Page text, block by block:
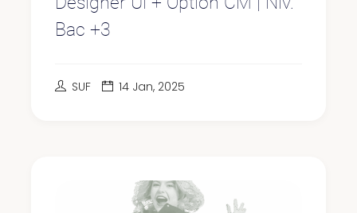
Bac +3
SUF 14 Jan, 2025